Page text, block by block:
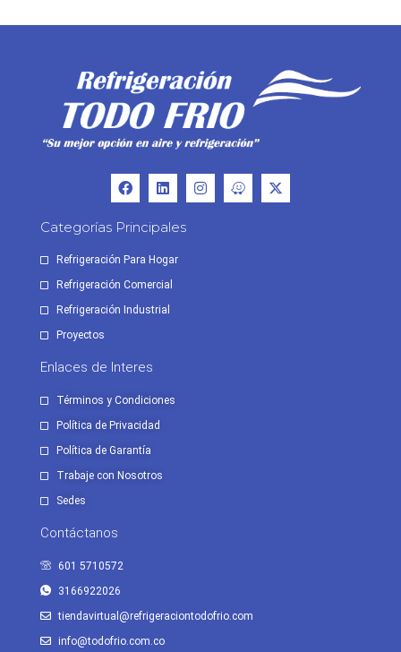
Categorías Principales
Refrigeración Para Hogar
Refrigeración Comercial
Refrigeración Industrial
Proyectos
Enlaces de Interes
Términos y Condiciones
Política de Privacidad
Política de Garantía
Trabaje con Nosotros
Sedes
Contáctanos
601 5710572
3166922026
tiendavirtual@refrigeraciontodofrio.com
info@todofrio.com.co